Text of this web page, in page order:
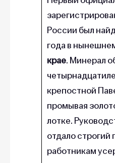
России был
года в
крае. Минерал
крепостной
промывая
лотке.
отдало строгий
работникам
«прозрачные